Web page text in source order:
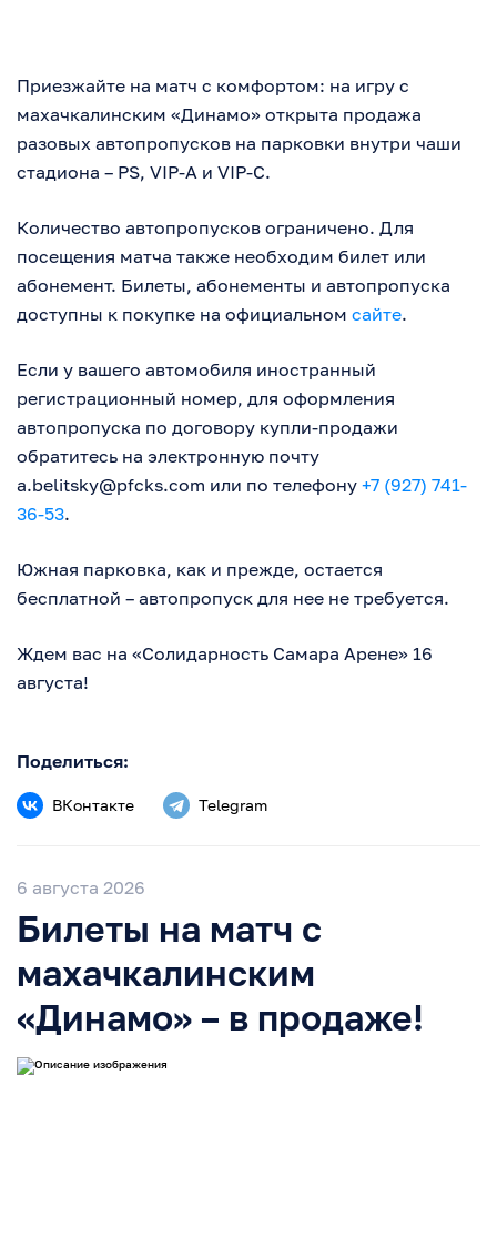
Приезжайте на матч с комфортом: на игру с
махачкалинским «Динамо» открыта продажа
разовых автопропусков на парковки внутри чаши
стадиона – PS, VIP-A и VIP-C.
Количество автопропусков ограничено. Для
посещения матча также необходим билет или
абонемент. Билеты, абонементы и автопропуска
доступны к покупке на официальном сайте.
Если у вашего автомобиля иностранный
регистрационный номер, для оформления
автопропуска по договору купли-продажи
обратитесь на электронную почту
a.belitsky@pfcks.com или по телефону +7 (927) 741-
36-53.
Южная парковка, как и прежде, остается
бесплатной – автопропуск для нее не требуется.
Ждем вас на «Солидарность Самара Арене» 16
августа!
Поделиться:
ВКонтакте Telegram
6 августа 2026
Билеты на матч с
махачкалинским
«Динамо» – в продаже!